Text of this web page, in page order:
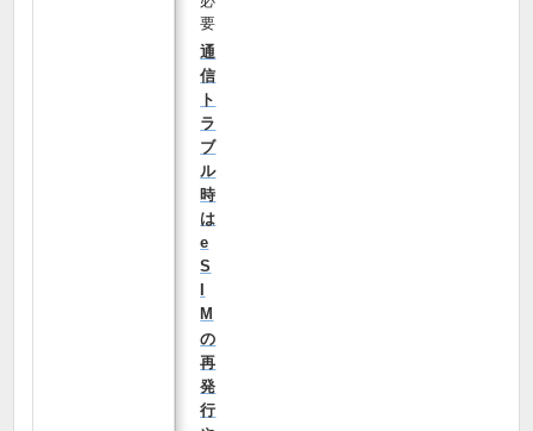
要
通
信
ト
ラ
ブ
ル
時
は
e
S
M
の
再
発
行